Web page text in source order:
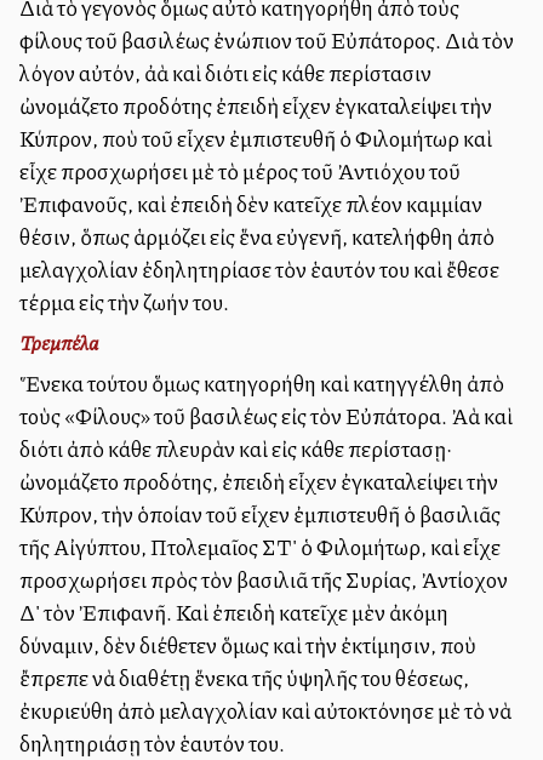
Διὰ τὸ γεγονὸς ὅμως αὐτὸ κατηγορήθη ἀπὸ τοὺς
φίλους τοῦ βασιλέως ἐνώπιον τοῦ Εὐπάτορος. Διὰ τὸν
λόγον αὐτόν, ἀλλὰ καὶ διότι εἰς κάθε περίστασιν
ὠνομάζετο προδότης ἐπειδὴ εἶχεν ἐγκαταλείψει τὴν
Κύπρον, ποὺ τοῦ εἶχεν ἐμπιστευθῆ ὁ Φιλομήτωρ καὶ
εἶχε προσχωρήσει μὲ τὸ μέρος τοῦ Ἀντιόχου τοῦ
Ἐπιφανοῦς, καὶ ἐπειδὴ δὲν κατεῖχε πλέον καμμίαν
θέσιν, ὅπως ἁρμόζει εἰς ἕνα εὐγενῆ, κατελήφθη ἀπὸ
μελαγχολίαν ἐδηλητηρίασε τὸν ἑαυτόν του καὶ ἔθεσε
τέρμα εἰς τὴν ζωήν του.
Τρεμπέλα
Ἕνεκα τούτου ὅμως κατηγορήθη καὶ κατηγγέλθη ἀπὸ
τοὺς «Φίλους» τοῦ βασιλέως εἰς τὸν Εὐπάτορα. Ἀλλὰ καὶ
διότι ἀπὸ κάθε πλευρὰν καὶ εἰς κάθε περίστασῃ·
ὠνομάζετο προδότης, ἐπειδὴ εἶχεν ἐγκαταλείψει τὴν
Κύπρον, τὴν ὁποίαν τοῦ εἶχεν ἐμπιστευθῆ ὁ βασιλιᾶς
τῆς Αἰγύπτου, Πτολεμαῖος ΣΤ' ὁ Φιλομήτωρ, καὶ εἶχε
προσχωρήσει πρὸς τὸν βασιλιᾶ τῆς Συρίας, Ἀντίοχον
Δ' τὸν Ἐπιφανῆ. Καὶ ἐπειδὴ κατεῖχε μὲν ἀκόμη
δύναμιν, δὲν διέθετεν ὅμως καὶ τὴν ἐκτίμησιν, ποὺ
ἔπρεπε νὰ διαθέτῃ ἕνεκα τῆς ὑψηλῆς του θέσεως,
ἐκυριεύθη ἀπὸ μελαγχολίαν καὶ αὐτοκτόνησε μὲ τὸ νὰ
δηλητηριάσῃ τὸν ἑαυτόν του.